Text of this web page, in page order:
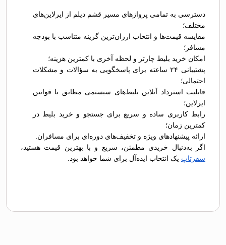
دسترسی به تمامی پروازهای مسیر قشم دیلم از ایرلاین‌های
مختلف؛
مقایسه قیمت‌ها و انتخاب ارزان‌ترین گزینه متناسب با بودجه
مسافر؛
امکان خرید بلیط چارتر و لحظه آخری با کمترین هزینه؛
پشتیبانی ۲۴ ساعته برای پاسخگویی به سؤالات و مشکلات
احتمالی؛
قابلیت استرداد آنلاین بلیط‌های سیستمی مطابق با قوانین
ایرلاین؛
رابط کاربری ساده و سریع برای جستجو و خرید بلیط در
کمترین زمان؛
ارائه پیشنهادهای ویژه و تخفیف‌های دوره‌ای برای مسافران.
اگر به‌دنبال خریدی مطمئن، سریع و با بهترین قیمت هستید،
سفرتاپ یک انتخاب ایده‌آل برای شما خواهد بود.